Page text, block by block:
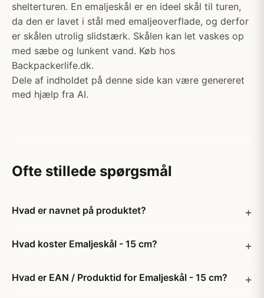
shelterturen. En emaljeskål er en ideel skål til turen,
da den er lavet i stål med emaljeoverflade, og derfor
er skålen utrolig slidstærk. Skålen kan let vaskes op
med sæbe og lunkent vand. Køb hos
Backpackerlife.dk.
Dele af indholdet på denne side kan være genereret
med hjælp fra AI.
Ofte stillede spørgsmål
Hvad er navnet på produktet?
Hvad koster Emaljeskål - 15 cm?
Hvad er EAN / Produktid for Emaljeskål - 15 cm?